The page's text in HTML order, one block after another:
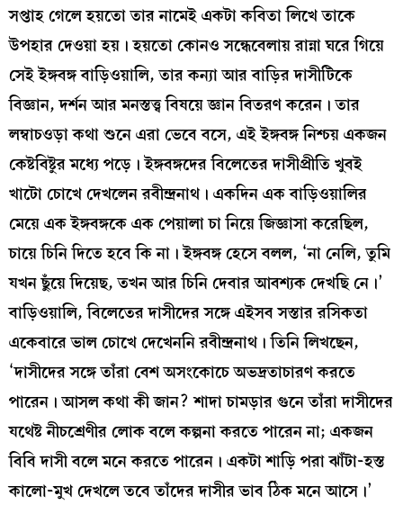
সপ্তাহ গেলে হয়তো তার নামেই একটা কবিতা লিখে তাকে
উপহার দেওয়া হয়। হয়তো কোনও সন্ধেবেলায় রান্না ঘরে গিয়ে
সেই ইঙ্গবঙ্গ বাড়িওয়ালি, তার কন্যা আর বাড়ির দাসীটিকে
বিজ্ঞান, দর্শন আর মনস্তত্ত্ব বিষয়ে জ্ঞান বিতরণ করেন। তার
লম্বাচওড়া কথা শুনে এরা ভেবে বসে, এই ইঙ্গবঙ্গ নিশ্চয় একজন
কেষ্টবিষ্টুর মধ্যে পড়ে। ইঙ্গবঙ্গদের বিলেতের দাসীপ্রীতি খুবই
খাটো চোখে দেখলেন রবীন্দ্রনাথ। একদিন এক বাড়িওয়ালির
মেয়ে এক ইঙ্গবঙ্গকে এক পেয়ালা চা নিয়ে জিজ্ঞাসা করেছিল,
চায়ে চিনি দিতে হবে কি না। ইঙ্গবঙ্গ হেসে বলল, ‘না নেলি, তুমি
যখন ছুঁয়ে দিয়েছ, তখন আর চিনি দেবার আবশ্যক দেখছি নে।’
বাড়িওয়ালি, বিলেতের দাসীদের সঙ্গে এইসব সস্তার রসিকতা
একেবারে ভাল চোখে দেখেননি রবীন্দ্রনাথ। তিনি লিখছেন,
‘দাসীদের সঙ্গে তাঁরা বেশ অসংকোচে অভদ্রতাচারণ করতে
পারেন। আসল কথা কী জান? শাদা চামড়ার গুনে তাঁরা দাসীদের
যথেষ্ট নীচশ্রেণীর লোক বলে কল্পনা করতে পারেন না; একজন
বিবি দাসী বলে মনে করতে পারেন। একটা শাড়ি পরা ঝাঁটা-হস্ত
কালো-মুখ দেখলে তবে তাঁদের দাসীর ভাব ঠিক মনে আসে।’